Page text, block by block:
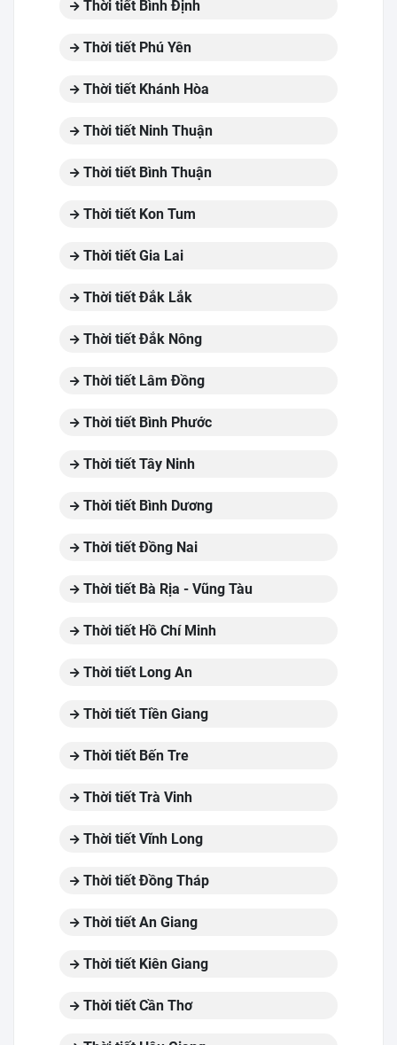
Thời tiết Bình Định
Thời tiết Phú Yên
Thời tiết Khánh Hòa
Thời tiết Ninh Thuận
Thời tiết Bình Thuận
Thời tiết Kon Tum
Thời tiết Gia Lai
Thời tiết Đắk Lắk
Thời tiết Đắk Nông
Thời tiết Lâm Đồng
Thời tiết Bình Phước
Thời tiết Tây Ninh
Thời tiết Bình Dương
Thời tiết Đồng Nai
Thời tiết Bà Rịa - Vũng Tàu
Thời tiết Hồ Chí Minh
Thời tiết Long An
Thời tiết Tiền Giang
Thời tiết Bến Tre
Thời tiết Trà Vinh
Thời tiết Vĩnh Long
Thời tiết Đồng Tháp
Thời tiết An Giang
Thời tiết Kiên Giang
Thời tiết Cần Thơ